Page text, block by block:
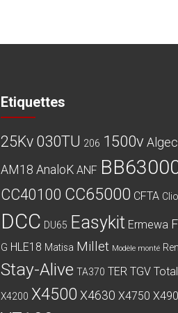
la
page
produit
Etiquettes
25Kv 030TU 206 1500v
AM18 AnaloK ANF
CC40100 CC65000 CFTA Clio
DCC DU65 Easykit Ermewa
G HLE18 Matisa Millet Modèle monté
Stay-Alive TA370 TER TGV Total
X4200 X4500 X4630 X4750